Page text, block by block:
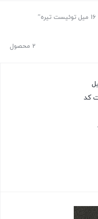
2 محصول